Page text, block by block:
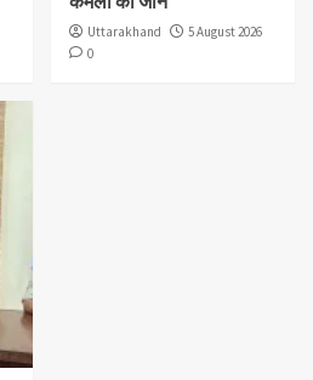
Uttarakhand
5 August 2026
0